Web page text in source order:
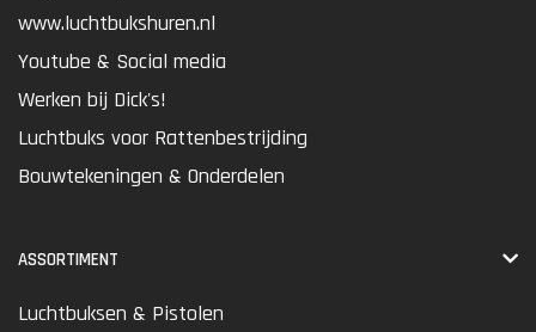
www.luchtbukshuren.nl
Youtube & Social media
Werken bij Dick's!
Luchtbuks voor Rattenbestrijding
Bouwtekeningen & Onderdelen
ASSORTIMENT
Luchtbuksen & Pistolen